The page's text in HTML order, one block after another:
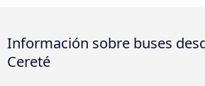
Información sobre buses
Cereté